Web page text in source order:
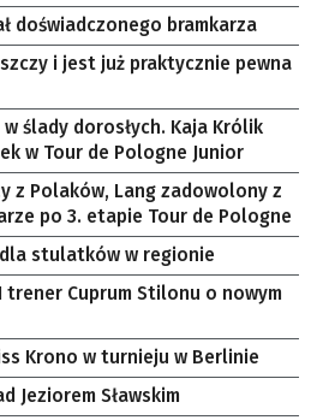
doświadczonego bramkarza
i jest już praktycznie pewna
ślady dorosłych. Kaja Królik
w Tour de Pologne Junior
z Polaków, Lang zadowolony z
po 3. etapie Tour de Pologne
stulatków w regionie
trener Cuprum Stilonu o nowym
Krono w turnieju w Berlinie
Jeziorem Sławskim